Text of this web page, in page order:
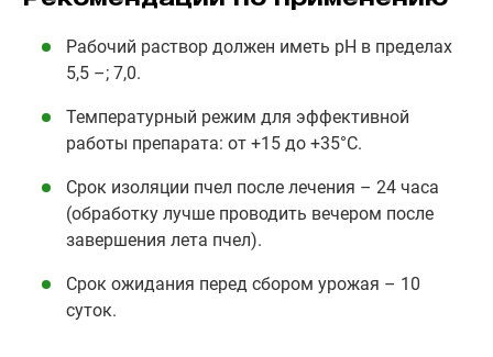
Рабочий раствор должен иметь рН в пределах
5,5 –; 7,0.
Температурный режим для эффективной
работы препарата: от +15 до +35°C.
Срок изоляции пчел после лечения – 24 часа
(обработку лучше проводить вечером после
завершения лета пчел).
Срок ожидания перед сбором урожая – 10
суток.